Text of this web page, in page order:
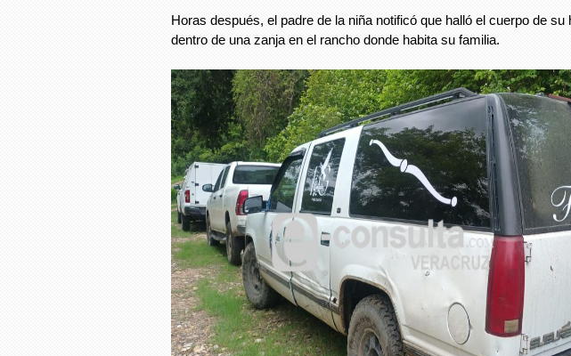
Horas después, el padre de la niña notificó que halló el cuerpo de su
dentro de una zanja en el rancho donde habita su familia.